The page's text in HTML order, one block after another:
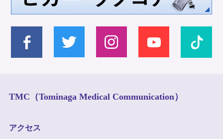
TMC（Tominaga Medical Communication）
アクセス